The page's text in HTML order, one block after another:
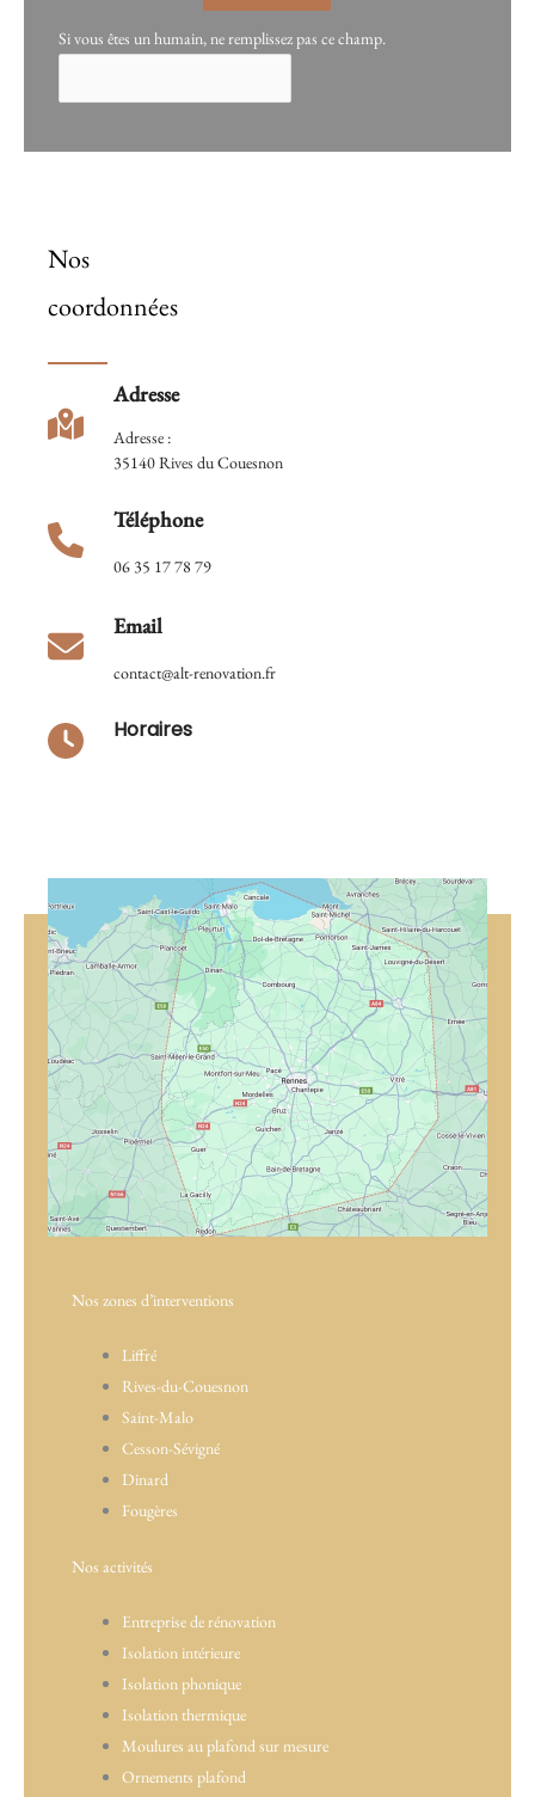
Si vous êtes un humain, ne remplissez pas ce champ.
Nos
coordonnées
Adresse
Adresse :
35140 Rives du Couesnon
Téléphone
06 35 17 78 79
Email
contact@alt-renovation.fr
Horaires
Nos zones d’interventions
Liffré
Rives-du-Couesnon
Saint-Malo
Cesson-Sévigné
Dinard
Fougères
Nos activités
Entreprise de rénovation
Isolation intérieure
Isolation phonique
Isolation thermique
Moulures au plafond sur mesure
Ornements plafond